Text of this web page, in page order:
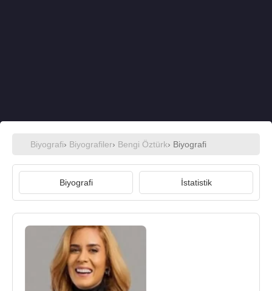
Biyografi› Biyografiler› Bengi Öztürk› Biyografi
Biyografi İstatistik